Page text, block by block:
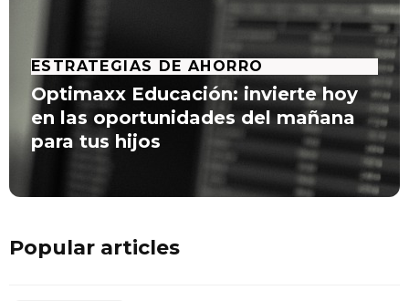
ESTRATEGIAS DE AHORRO
Optimaxx Educación: invierte hoy
en las oportunidades del mañana
para tus hijos
Popular articles